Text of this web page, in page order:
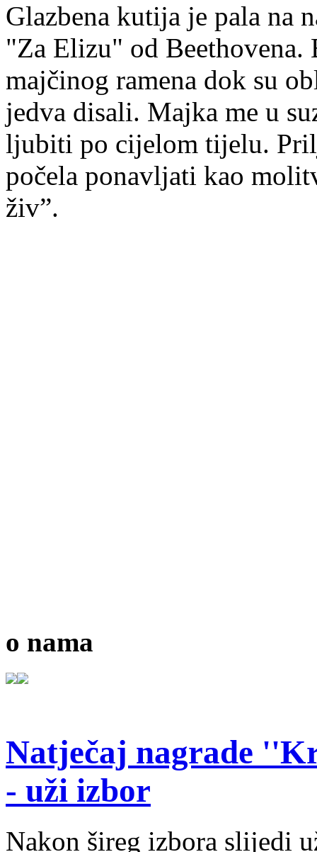
Glazbena kutija je pala na
"Za Elizu" od Beethovena.
majčinog ramena dok su
jedva disali. Majka me u
ljubiti po cijelom tijelu.
počela ponavljati kao
živ”.
o nama
Natječaj nagrade
- uži izbor
Nakon šireg izbora slijedi